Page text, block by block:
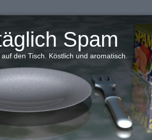
Spam
den Tisch. Köstlich und aromatisch.